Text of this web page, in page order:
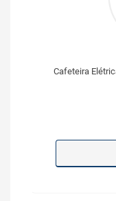
Cafeteira